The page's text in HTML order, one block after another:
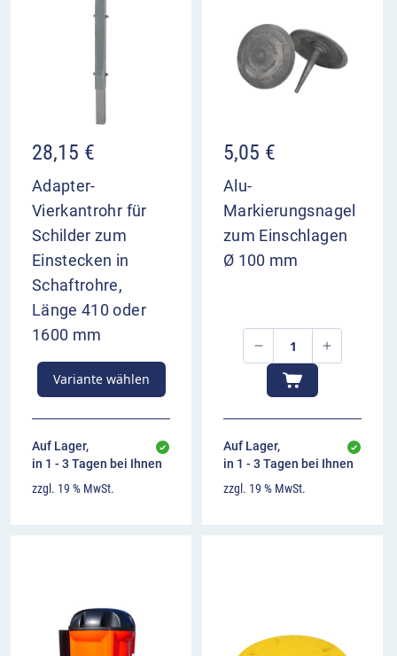
28,15 €
Adapter-
Vierkantrohr für
Schilder zum
Einstecken in
Schaftrohre,
Länge 410 oder
1600 mm
Variante wählen
Auf Lager,
in 1 - 3 Tagen bei Ihnen
zzgl. 19 % MwSt.
5,05 €
Alu-
Markierungsnagel
zum Einschlagen
Ø 100 mm
Auf Lager,
in 1 - 3 Tagen bei Ihnen
zzgl. 19 % MwSt.